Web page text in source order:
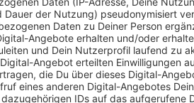
Ein Verdächtiger auf der Flucht
Anzeige